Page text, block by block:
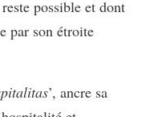
possible et dont
par son étroite
’, ancre sa